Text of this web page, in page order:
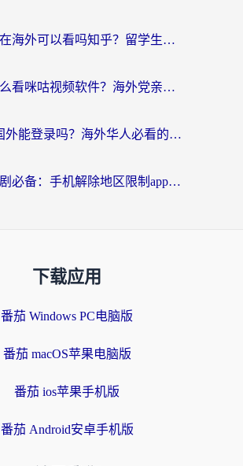
央视影音在海外可以看吗知乎？留学生亲测：3步解决地域限制+追剧自由
在国外怎么看咪咕视频软件？海外党亲测有效的回国加速方案
12123在国外能登录吗？海外华人必看的回国加速实用指南
海外党追剧必备：手机解除地区限制app怎么选？解决央视视频&国内剧地区限制全指南
下载应用
番茄 Windows PC电脑版
番茄 macOS苹果电脑版
番茄 ios苹果手机版
番茄 Android安卓手机版